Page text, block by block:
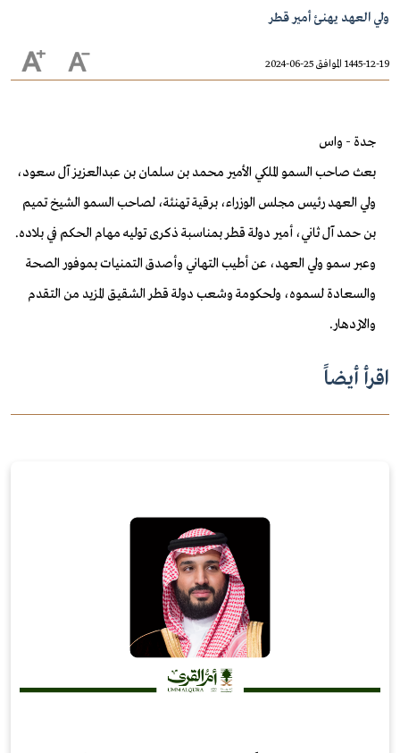
ولي العهد يهنئ أمير قطر
1445-12-19 الموافق 25-06-2024
جدة - واس
بعث صاحب السمو الملكي الأمير محمد بن سلمان بن عبدالعزيز آل سعود،
ولي العهد رئيس مجلس الوزراء، برقية تهنئة، لصاحب السمو الشيخ تميم
بن حمد آل ثاني، أمير دولة قطر بمناسبة ذكرى توليه مهام الحكم في بلاده.
وعبر سمو ولي العهد، عن أطيب التهاني وأصدق التمنيات بموفور الصحة
والسعادة لسموه، ولحكومة وشعب دولة قطر الشقيق المزيد من التقدم
والازدهار.
اقرأ أيضاً